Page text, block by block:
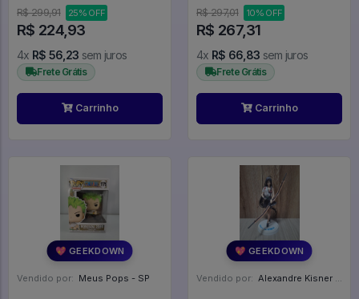
Animation #1162
R$ 299,91 25% OFF
R$ 224,93
4x R$ 56,23 sem juros
Frete Grátis
Carrinho
R$ 297,01 10% OFF
R$ 267,31
4x R$ 66,83 sem juros
Frete Grátis
Carrinho
💖 GEEKDOWN
Vendido por: Meus Pops - SP
💖 GEEKDOWN
Vendido por: Alexandre Kisner - PR